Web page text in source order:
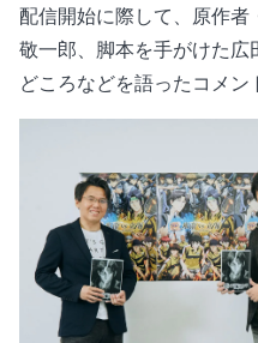
配信開始に際して、原作者
敬一郎、脚本を手がけた
どころなどを語ったコメン